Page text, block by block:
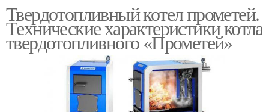
Твердотопливный котел прометей.
Технические характеристики котла
твердотопливного «Прометей»